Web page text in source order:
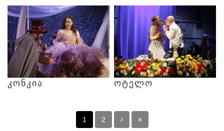
ᲙᲝᲜᲙᲘᲐ ᲝᲢᲔᲚᲝ
1 2